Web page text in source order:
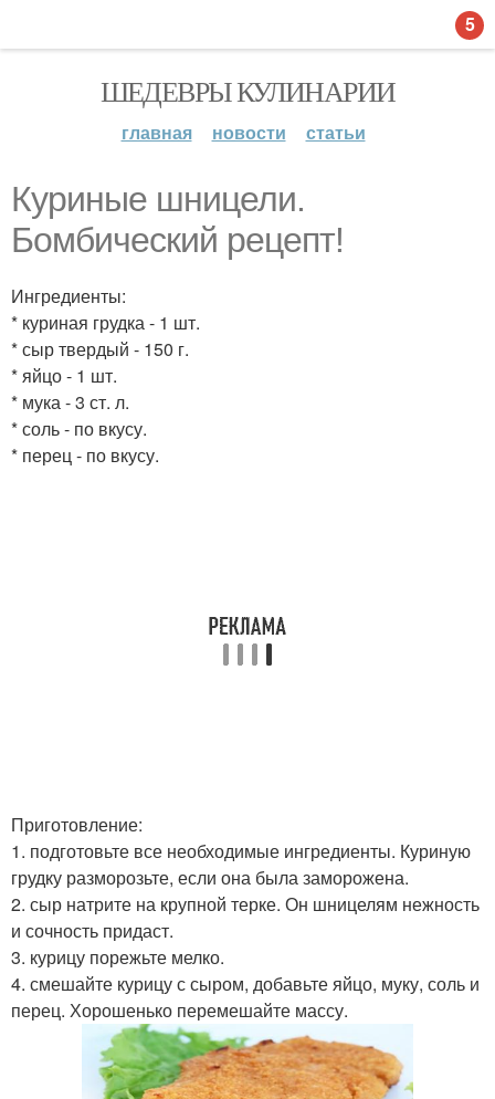
ШЕДЕВРЫ КУЛИНАРИИ
главная новости статьи
Куриные шницели.
Бомбический рецепт!
Ингредиенты:
* куриная грудка - 1 шт.
* сыр твердый - 150 г.
* яйцо - 1 шт.
* мука - 3 ст. л.
* соль - по вкусу.
* перец - по вкусу.
Приготовление:
1. подготовьте все необходимые ингредиенты. Куриную
грудку разморозьте, если она была заморожена.
2. сыр натрите на крупной терке. Он шницелям нежность
и сочность придаст.
3. курицу порежьте мелко.
4. смешайте курицу с сыром, добавьте яйцо, муку, соль и
перец. Хорошенько перемешайте массу.
5